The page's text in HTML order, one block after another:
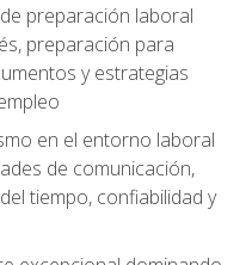
preparación laboral
preparación para
y estrategias
en el entorno laboral
de comunicación,
tiempo, confiabilidad y